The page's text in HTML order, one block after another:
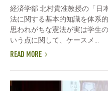
経済学部 北村貴准教授の「日
法に関する基本的知識を体系
思われがちな憲法が実は学生
いう点に関して、ケースメ...
READ MORE